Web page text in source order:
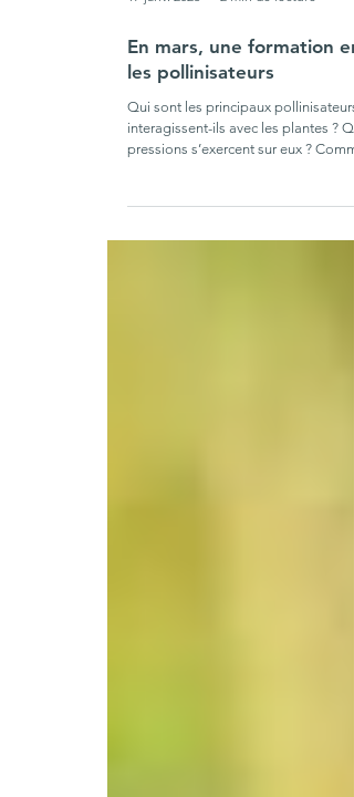
17 janv. 2023 2 min de lecture
En mars, une formation
les pollinisateurs
interagissent-ils avec les plantes ?